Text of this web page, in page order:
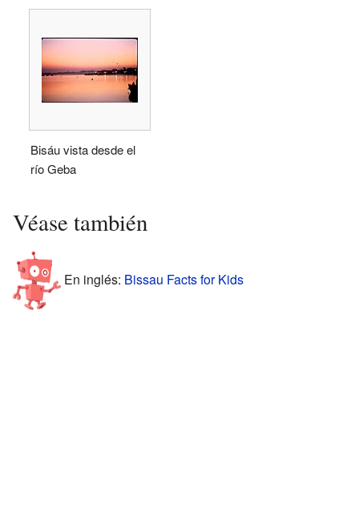
Bisáu vista desde el
río Geba
Véase también
En inglés: Bissau Facts for Kids